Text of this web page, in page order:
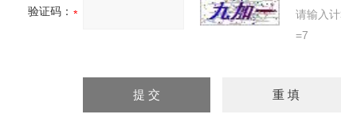
验证码：
请输入
=7